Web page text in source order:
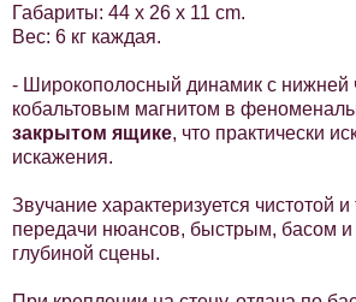
Габариты: 44 х 26 x 11 cm.
Вес: 6 кг каждая.
- Широкополосный динамик с нижней
кобальтовым магнитом в
закрытом ящике, что практически
искажения.
Звучание характеризуется чистотой
передачи нюансов, быстрым, басом и
глубиной сцены.